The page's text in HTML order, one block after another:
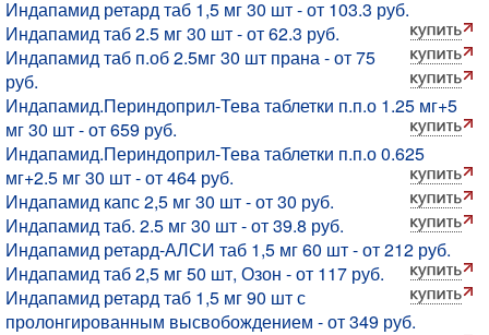
Индапамид ретард таб 1,5 мг 30 шт - от 103.3 руб.
Индапамид таб 2.5 мг 30 шт - от 62.3 руб.
Индапамид таб п.об 2.5мг 30 шт прана - от 75
руб.
Индапамид.Периндоприл-Тева таблетки п.п.о 1.25 мг+5
мг 30 шт - от 659 руб.
Индапамид.Периндоприл-Тева таблетки п.п.о 0.625
мг+2.5 мг 30 шт - от 464 руб.
Индапамид капс 2,5 мг 30 шт - от 30 руб.
Индапамид таб. 2.5 мг 30 шт - от 39.8 руб.
Индапамид ретард-АЛСИ таб 1,5 мг 60 шт - от 212 руб.
Индапамид таб 2,5 мг 50 шт, Озон - от 117 руб.
Индапамид ретард таб 1,5 мг 90 шт с
пролонгированным высвобождением - от 349 руб.